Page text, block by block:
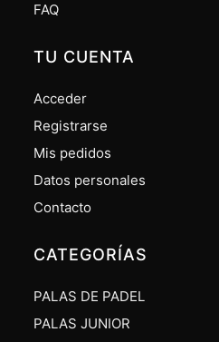
FAQ
TU CUENTA
Acceder
Registrarse
Mis pedidos
Datos personales
Contacto
CATEGORÍAS
PALAS DE PADEL
PALAS JUNIOR